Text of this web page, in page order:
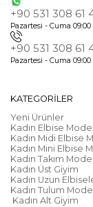
+90 531 308 61
Pazartesi - Cuma 09:00
+90 531 308 61
Pazartesi - Cuma 09:00
KATEGORİLER
Yeni Ürünler
Kadın Elbise
Kadın Midi Elbise
Kadın Mini Elbise
Kadın Takım
Kadın Üst Giyim
Kadın Uzun
Kadın Tulum
Kadın Alt Giyim